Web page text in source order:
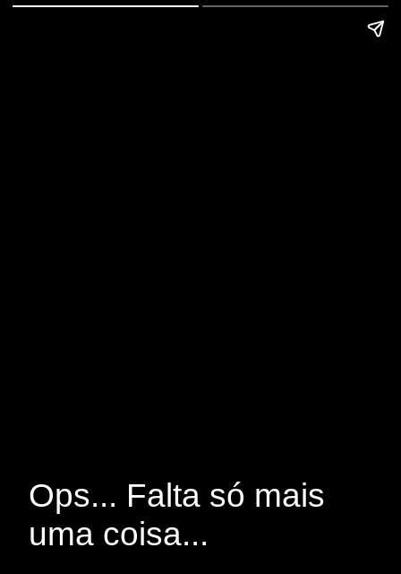
Ops... Falta só mais
uma coisa...